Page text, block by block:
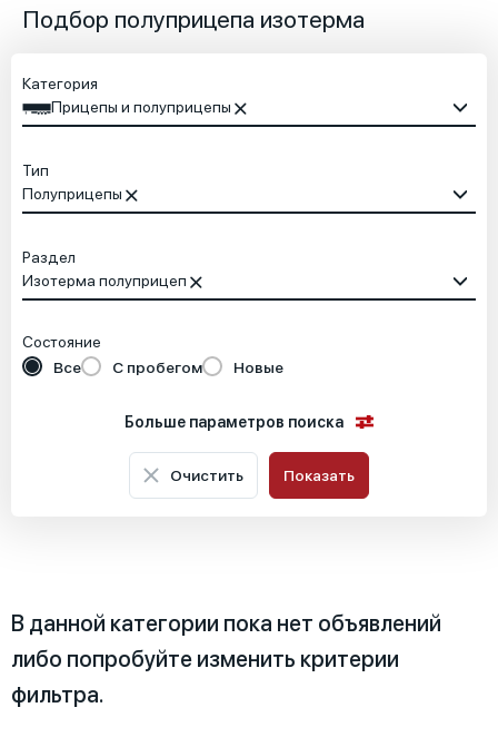
Подбор полуприцепа изотерма
Категория
Прицепы и полуприцепы
Тип
Полуприцепы
Раздел
Изотерма полуприцеп
Состояние
Все
С пробегом Новые
Больше параметров поиска
Местоположение
Специальные характеристики
Очистить Показать
В данной категории пока нет объявлений
либо попробуйте изменить критерии
фильтра.